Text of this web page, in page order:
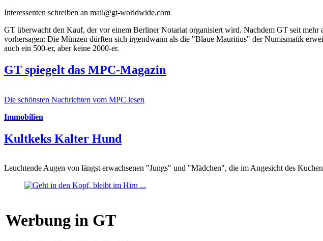
Interessenten schreiben an mail@gt-worldwide.com
GT überwacht den Kauf, der vor einem Berliner Notariat organisiert wird. Nachdem GT seit
vorhersagen: Die Münzen dürften sich irgendwann als die "Blaue Mauritius" der Numismatik
auch ein 500-er, aber keine 2000-er.
GT spiegelt das MPC-Magazin
Die schönsten Nachrichten vom MPC lesen
Immobilien
Kultkeks Kalter Hund
Leuchtende Augen von längst erwachsenen "Jungs" und "Mädchen", die im Angesicht des
Werbung in GT